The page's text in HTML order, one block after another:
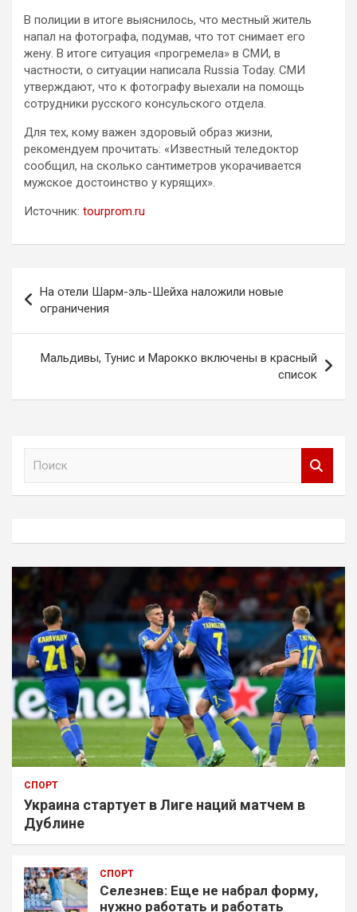
В полиции в итоге выяснилось, что местный житель
напал на фотографа, подумав, что тот снимает его
жену. В итоге ситуация «прогремела» в СМИ, в
частности, о ситуации написала Russia Today. СМИ
утверждают, что к фотографу выехали на помощь
сотрудники русского консульского отдела.
Для тех, кому важен здоровый образ жизни,
рекомендуем прочитать: «Известный теледоктор
сообщил, на сколько сантиметров укорачивается
мужское достоинство у курящих».
Источник: tourprom.ru
по
записям
На отели Шарм-эль-Шейха наложили новые
ограничения
Мальдивы, Тунис и Марокко включены в красный
список
СПОРТ
Украина стартует в Лиге наций матчем в
Дублине
СПОРТ
Селезнев: Еще не набрал форму,
нужно работать и работать